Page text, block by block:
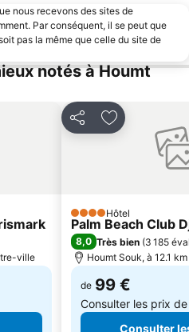
nous recevons des sites de
Par conséquent, il se peut que
pas la même que celle du site de
notés à Houmt
ville
PartagerAjouter à
4 ÉtoilesHôtel
Palm Beach Club
8,0 Très bien (3 185
Houmt Souk, à 12.1
de 99 €
Consulter les prix
Consulter